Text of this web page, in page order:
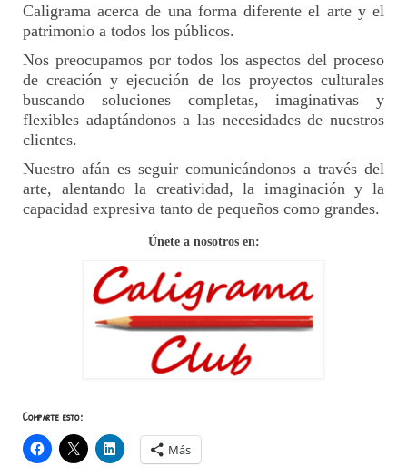
Caligrama acerca de una forma diferente el arte y el
patrimonio a todos los públicos.
Nos preocupamos por todos los aspectos del proceso
de creación y ejecución de los proyectos culturales
buscando soluciones completas, imaginativas y
flexibles adaptándonos a las necesidades de nuestros
clientes.
Nuestro afán es seguir comunicándonos a través del
arte, alentando la creatividad, la imaginación y la
capacidad expresiva tanto de pequeños como grandes.
Únete a nosotros en:
Comparte esto:
Más